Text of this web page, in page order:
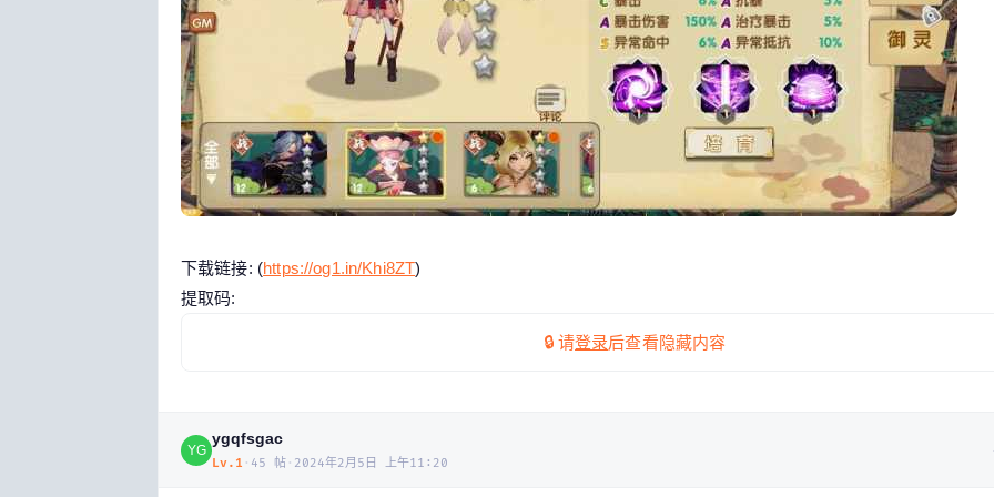
下载链接: (https://og1.in/Khi8ZT)
提取码:
🔒 请登录后查看隐藏内容
YG
ygqfsgac
Lv. 1 · 45 帖 · 2024年2月5日 上午11:20